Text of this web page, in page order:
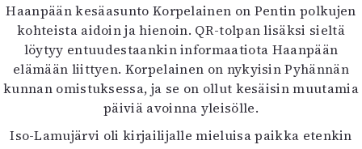
Haanpään kesäasunto Korpelainen on Pentin polkujen
kohteista aidoin ja hienoin. QR-tolpan lisäksi sieltä
löytyy entuudestaankin informaatiota Haanpään
elämään liittyen. Korpelainen on nykyisin Pyhännän
kunnan omistuksessa, ja se on ollut kesäisin muutamia
päiviä avoinna yleisölle.
Iso-Lamujärvi oli kirjailijalle mieluisa paikka etenkin